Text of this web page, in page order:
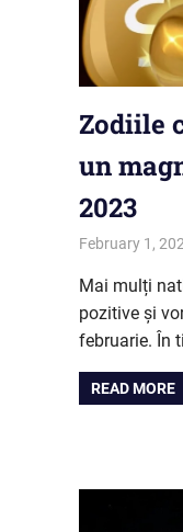
Zodiile
un
2023
February 1,
Mai mulți
pozitive și
februarie. În
READ MORE